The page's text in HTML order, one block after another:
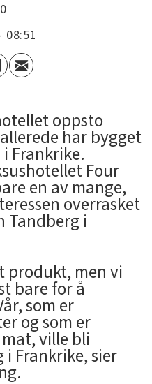
08:51
oppsto
har bygget
Frankrike.
Four
en av mange,
overrasket
Tandberg i
produkt, men vi
bare for å
som er
og som er
ville bli
Frankrike, sier